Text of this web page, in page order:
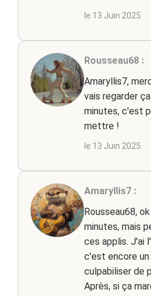
le 13 Juin 2025
Rousseau68 :
Amaryllis7,
vais regarder
minutes, c'est
mettre !
le 13 Juin 2025
Amaryllis7 :
Rousseau68,
minutes, mais
ces applis. J'ai
c'est encore
culpabiliser de
Après, si ça